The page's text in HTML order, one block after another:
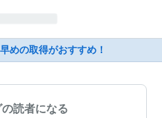
めの取得がおすすめ！
読者になる